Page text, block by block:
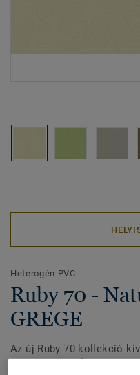
Heterogén PVC
Ruby 70 -
GREGE
Az új Ruby 70 kollekció